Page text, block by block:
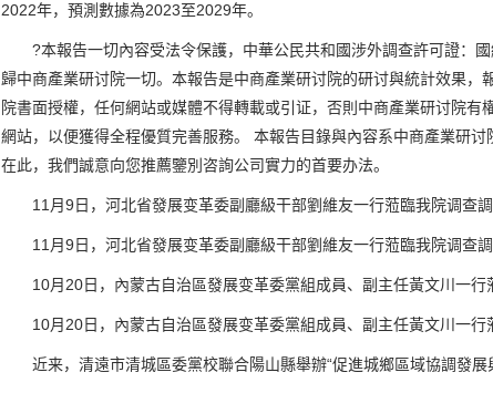
2022年，預測數據為2023至2029年。
?本報告一切內容受法令保護，中華公民共和國涉外調查許可證：
歸中商產業研讨院一切。本報告是中商產業研讨院的研讨與統計效果
院書面授權，任何網站或媒體不得轉載或引证，否則中商產業研讨院
網站，以便獲得全程優質完善服務。 本報告目錄與內容系中商產業研
在此，我們誠意向您推薦鑒別咨詢公司實力的首要办法。
11月9日，河北省發展变革委副廳級干部劉維友一行蒞臨我院调查調
11月9日，河北省發展变革委副廳級干部劉維友一行蒞臨我院调查調
10月20日，內蒙古自治區發展变革委黨組成員、副主任黃文川一行
10月20日，內蒙古自治區發展变革委黨組成員、副主任黃文川一行
近来，清遠市清城區委黨校聯合陽山縣舉辦“促進城鄉區域協調發展